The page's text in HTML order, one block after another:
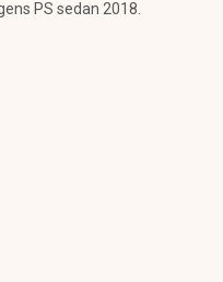
PS sedan 2018.